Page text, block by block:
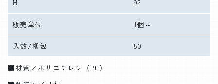
H 92
販売単位 1個～
入数/梱包 50
■材質／ポリエチレン（PE）